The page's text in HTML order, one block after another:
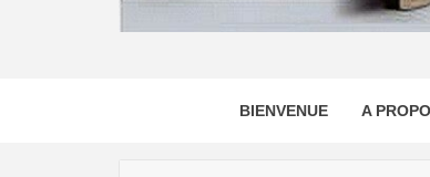
BIENVENUE A